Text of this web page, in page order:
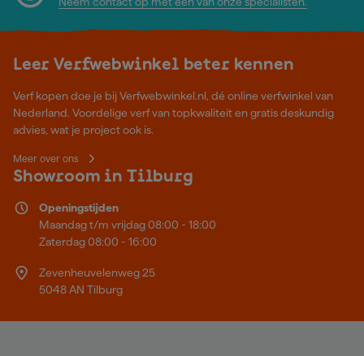
Leer Verfwebwinkel beter kennen
Verf kopen doe je bij Verfwebwinkel.nl, dé online verfwinkel van
Nederland. Voordelige verf van topkwaliteit en gratis deskundig
advies, wat je project ook is.
Meer over ons
Showroom in Tilburg
Openingstijden
Maandag t/m vrijdag 08:00 - 18:00
Zaterdag 08:00 - 16:00
Zevenheuvelenweg 25
5048 AN Tilburg